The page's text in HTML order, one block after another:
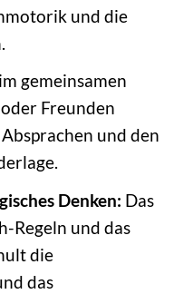
und die
gemeinsamen
Freunden
und den
Denken: Das
Regeln und das
die
das